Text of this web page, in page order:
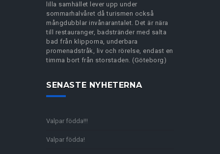
lilla samhället lever upp under
sommarhalvåret då turismen också
mångdubblar invånarantalet. Det är nära
till restauranger, badstränder med salta
bad från klipporna, underbara
promenadstråk, liv och rörelse, endast en
timma bort från storstaden. (Göteborg)
SENASTE NYHETERNA
Valpar födda!!!
Valpar födda!